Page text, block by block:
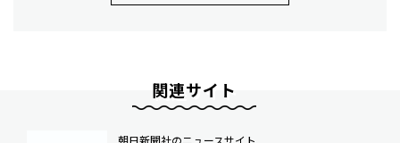
関連サイト
朝日新聞社のニュースサイト